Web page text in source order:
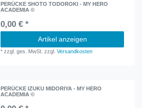
PERÜCKE SHOTO TODOROKI - MY HERO
ACADEMIA ©
0,00 € *
Artikel anzeigen
*zzgl. ges. MwSt. zzgl.Versandkosten
PERÜCKE IZUKU MIDORIYA - MY HERO
ACADEMIA ©